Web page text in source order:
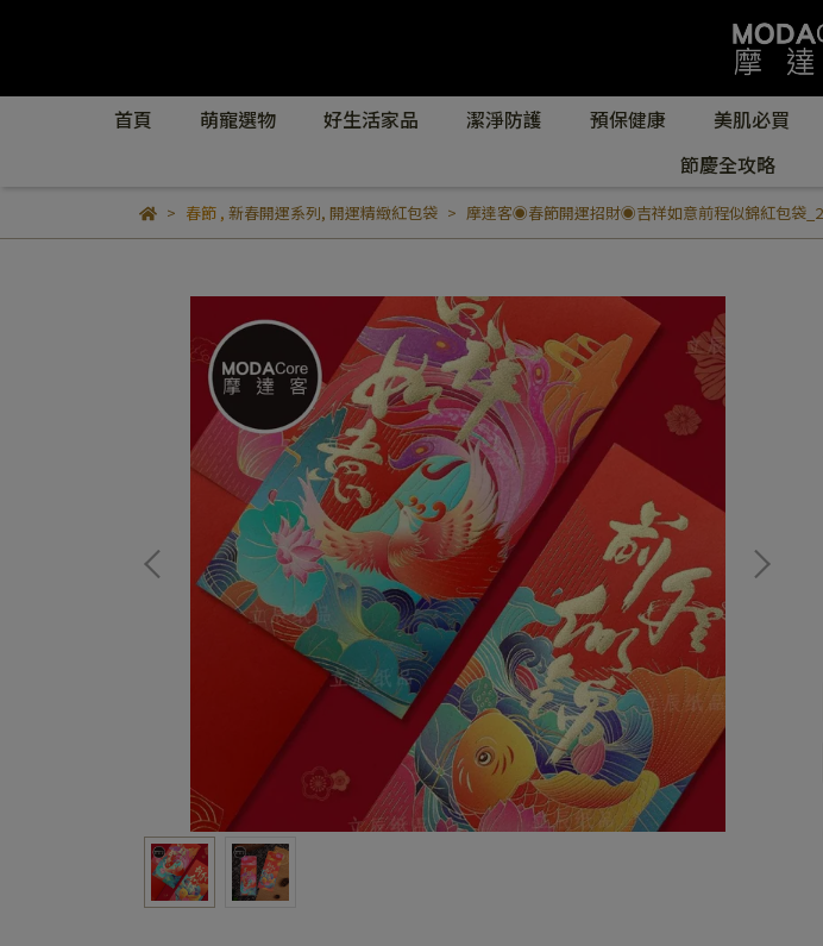
首頁 萌寵選物 好生活家品 潔淨防護 預保健康 美肌必買
節慶全攻略
春節, 新春開運系列, 開運精緻紅包袋 摩達客◉春節開運招財◉吉祥如意前程似錦紅包袋_2